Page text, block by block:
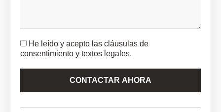
He leído y acepto las cláusulas de
consentimiento y textos legales.
CONTACTAR AHORA